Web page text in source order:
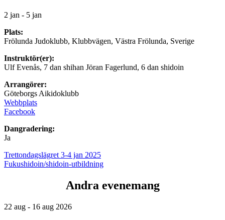
2 jan - 5 jan
Plats:
Frölunda Judoklubb, Klubbvägen, Västra Frölunda, Sverige
Instruktör(er):
Ulf Evenås, 7 dan shihan Jöran Fagerlund, 6 dan shidoin
Arrangörer:
Göteborgs Aikidoklubb
Webbplats
Facebook
Dangradering:
Ja
Trettondagslägret 3-4 jan 2025
Fukushidoin/shidoin-utbildning
Andra evenemang
22 aug - 16 aug 2026